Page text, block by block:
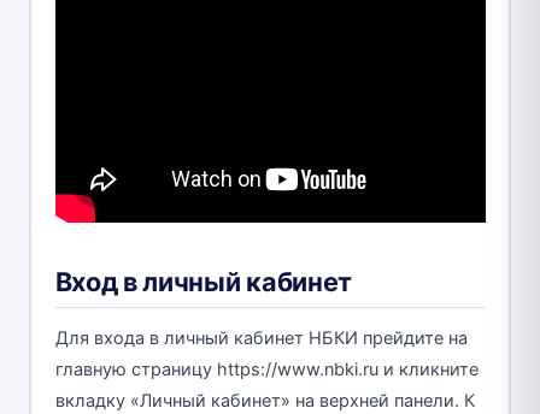
Вход в личный кабинет
Для входа в личный кабинет НБКИ прейдите на
главную страницу https://www.nbki.ru и кликните
вкладку «Личный кабинет» на верхней панели. К